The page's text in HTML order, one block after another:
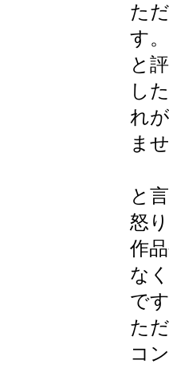
た
す
と
し
れ
ま
と
怒
作
な
で
た
コ